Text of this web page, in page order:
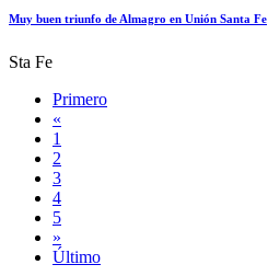
Muy buen triunfo de Almagro en Unión Santa Fe
Sta Fe
Primero
«
1
2
3
4
5
»
Último